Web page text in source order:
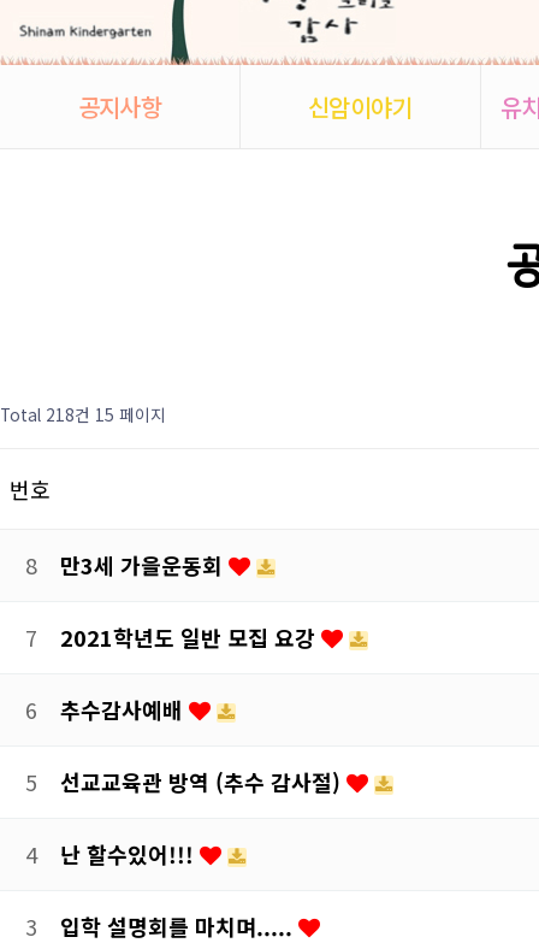
공지사항 신암이야기 유
Total 218건 15 페이지
번호
8 만3세 가을운동회
7 2021학년도 일반 모집 요강
6 추수감사예배
5 선교교육관 방역 (추수 감사절)
4 난 할수있어!!!
3 입학 설명회를 마치며.....